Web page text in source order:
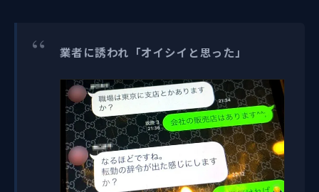
業者に誘われ「オイシイと思った」